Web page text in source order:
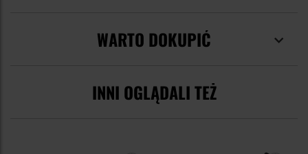
WARTO DOKUPIĆ
INNI OGLĄDALI TEŻ